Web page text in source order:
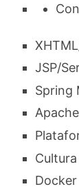
JSP/
Spring